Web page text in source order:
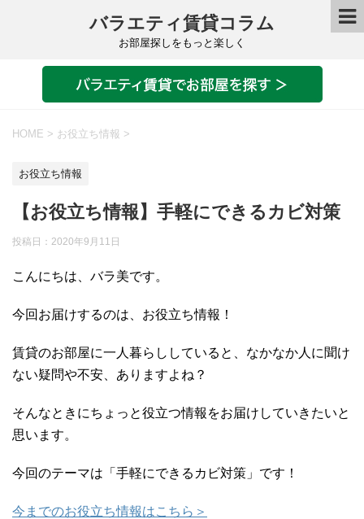
バラエティ賃貸コラム
お部屋探しをもっと楽しく
HOME > お役立ち情報 >
お役立ち情報
【お役立ち情報】手軽にできるカビ対策
投稿日： 2020年9月11日
こんにちは、バラ美です。
今回お届けするのは、お役立ち情報！
賃貸のお部屋に一人暮らししていると、なかなか人に聞け
ない疑問や不安、ありますよね？
そんなときにちょっと役立つ情報をお届けしていきたいと
思います。
今回のテーマは「手軽にできるカビ対策」です！
今までのお役立ち情報はこちら＞